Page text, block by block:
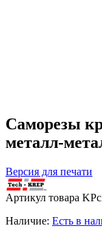
Саморезы
металл-
Версия для печати
Артикул товара
Наличие: Есть в